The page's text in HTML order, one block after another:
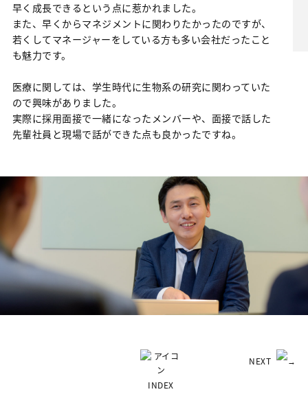
早く成長できるという点に惹かれました。
また、早くからマネジメントに関わりたかったのですが、
若くしてマネージャーをしている方も多い会社だったこと
も魅力です。
医療に関しては、学生時代に生物系の研究に関わっていた
ので興味がありました。
実際に採用面接で一緒になったメンバーや、面接で話した
先輩社員と現場で話ができた点も良かったですね。
NEXT
INDEX